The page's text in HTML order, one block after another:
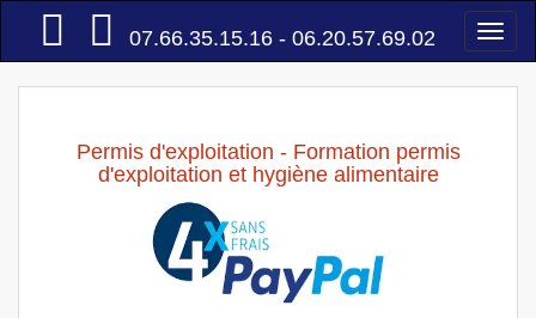
Accueil
07.66.35.15.16 - 06.20.57.69.02
Permis d'exploitation - Formation permis
d'exploitation et hygiène alimentaire